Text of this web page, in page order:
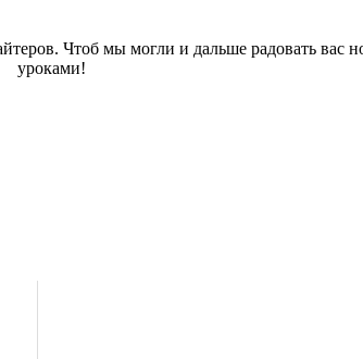
Чтоб мы могли и дальше радовать
уроками!